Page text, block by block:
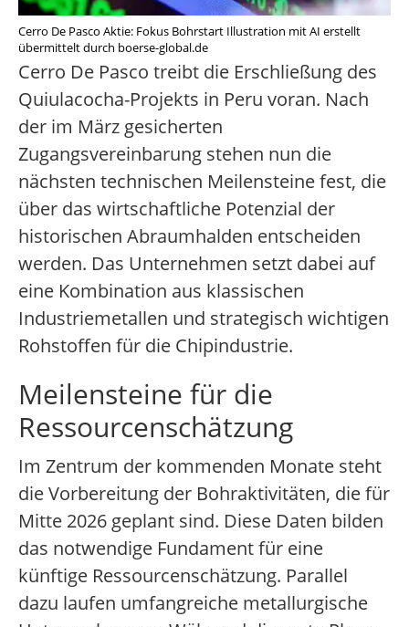
Cerro De Pasco Aktie: Fokus Bohrstart Illustration mit AI erstellt
übermittelt durch boerse-global.de
Cerro De Pasco treibt die Erschließung des
Quiulacocha-Projekts in Peru voran. Nach
der im März gesicherten
Zugangsvereinbarung stehen nun die
nächsten technischen Meilensteine fest, die
über das wirtschaftliche Potenzial der
historischen Abraumhalden entscheiden
werden. Das Unternehmen setzt dabei auf
eine Kombination aus klassischen
Industriemetallen und strategisch wichtigen
Rohstoffen für die Chipindustrie.
Meilensteine für die
Ressourcenschätzung
Im Zentrum der kommenden Monate steht
die Vorbereitung der Bohraktivitäten, die für
Mitte 2026 geplant sind. Diese Daten bilden
das notwendige Fundament für eine
künftige Ressourcenschätzung. Parallel
dazu laufen umfangreiche metallurgische